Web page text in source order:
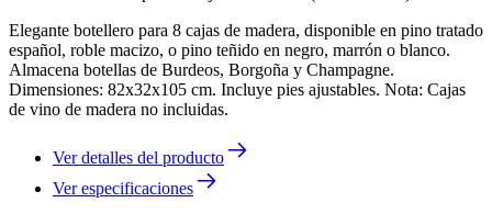
Elegante botellero para 8 cajas de madera, disponible en pino tratado
español, roble macizo, o pino teñido en negro, marrón o blanco.
Almacena botellas de Burdeos, Borgoña y Champagne.
Dimensiones: 82x32x105 cm. Incluye pies ajustables. Nota: Cajas
de vino de madera no incluidas.
Ver detalles del producto
Ver especificaciones